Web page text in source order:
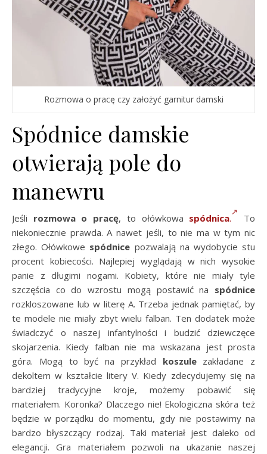
Rozmowa o pracę czy założyć garnitur damski
Spódnice damskie
otwierają pole do
manewru
Jeśli rozmowa o pracę, to ołówkowa spódnica.
To
niekoniecznie prawda. A nawet jeśli, to nie ma w tym nic
złego. Ołówkowe spódnice pozwalają na wydobycie stu
procent kobiecości. Najlepiej wyglądają w nich wysokie
panie z długimi nogami. Kobiety, które nie miały tyle
szczęścia co do wzrostu mogą postawić na spódnice
rozkloszowane lub w literę A. Trzeba jednak pamiętać, by
te modele nie miały zbyt wielu falban. Ten dodatek może
świadczyć o naszej infantylności i budzić dziewczęce
skojarzenia. Kiedy falban nie ma wskazana jest prosta
góra. Mogą to być na przykład koszulezakładane z
dekoltem w kształcie litery V. Kiedy zdecydujemy się na
bardziej tradycyjne kroje, możemy pobawić się
materiałem. Koronka? Dlaczego nie! Ekologiczna skóra też
będzie w porządku do momentu, gdy nie postawimy na
bardzo błyszczący rodzaj. Taki materiał jest daleko od
elegancji. Gra materiałem pozwoli na ukazanie naszej